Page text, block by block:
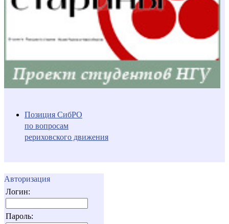
Позиция СибРО
по вопросам
рериховского движения
Авторизация
Логин:
Пароль: